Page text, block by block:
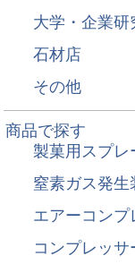
大学・企業研
石材店
その他
商品で探す
製菓用スプレ
窒素ガス発生
エアーコンプ
コンプレッサ